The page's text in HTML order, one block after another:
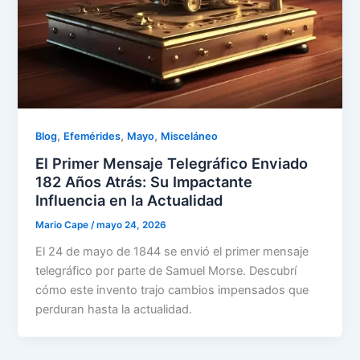
Blog, Efemérides, Mayo, Misceláneo
El Primer Mensaje Telegráfico Enviado
182 Años Atrás: Su Impactante
Influencia en la Actualidad
Mario Cape/mayo 24, 2026
El 24 de mayo de 1844 se envió el primer mensaje
telegráfico por parte de Samuel Morse. Descubrí
cómo este invento trajo cambios impensados que
perduran hasta la actualidad.